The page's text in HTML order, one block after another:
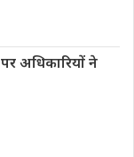
अधिकारियों ने